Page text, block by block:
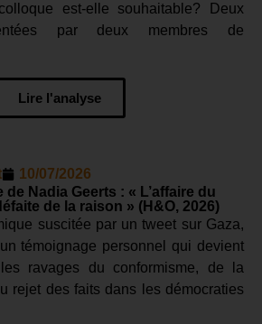
est-elle souhaitable? Deux
par deux membres de
Lire l'analyse
10/07/2026
Nadia Geerts : « L’affaire du
de la raison » (H&O, 2026)
suscitée par un tweet sur Gaza,
témoignage personnel qui devient
ravages du conformisme, de la
rejet des faits dans les démocraties